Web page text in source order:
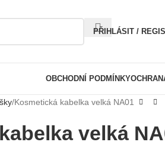
PŘIHLÁSIT /
OBCHODNÍ PODMÍNKY
Kosmetická kabelka velká NA01
velká